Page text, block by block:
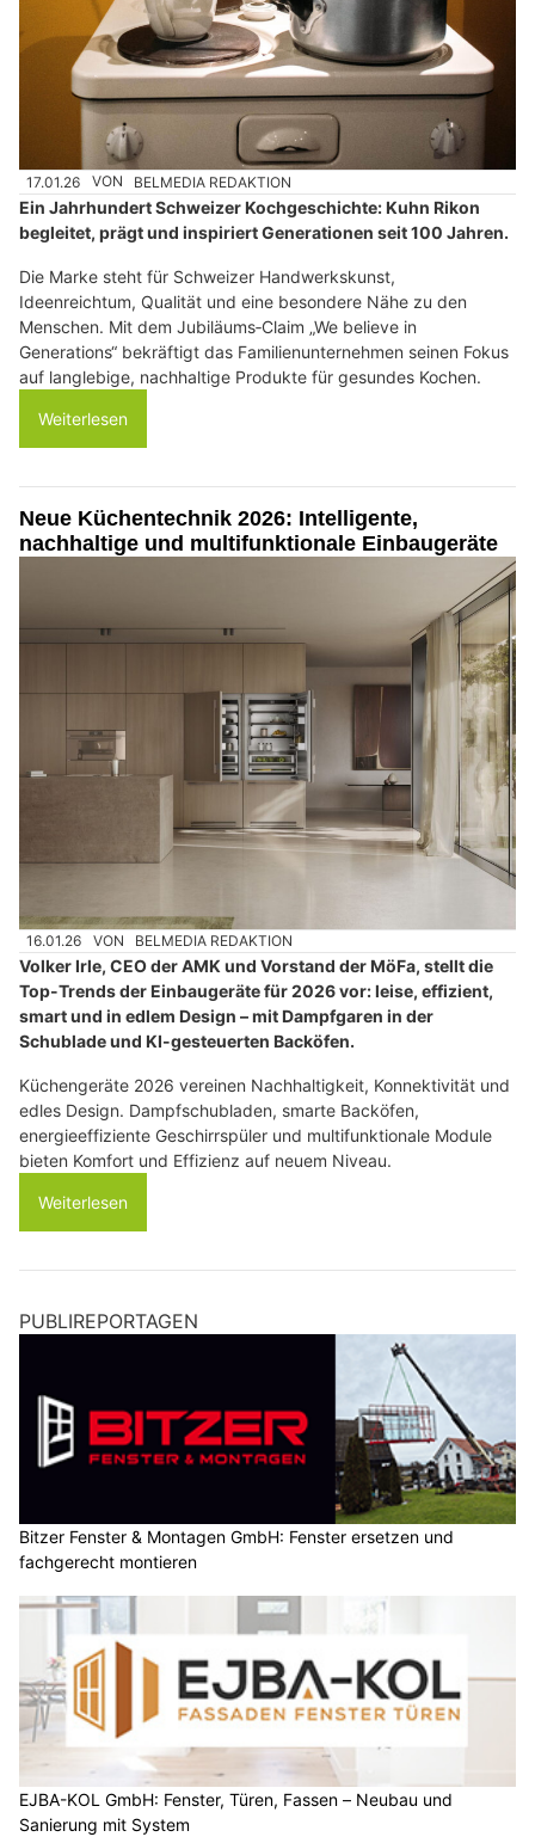
17.01.26 VON BELMEDIA REDAKTION
Ein Jahrhundert Schweizer Kochgeschichte: Kuhn Rikon
begleitet, prägt und inspiriert Generationen seit 100 Jahren.
Die Marke steht für Schweizer Handwerkskunst,
Ideenreichtum, Qualität und eine besondere Nähe zu den
Menschen. Mit dem Jubiläums‑Claim „We believe in
Generations“ bekräftigt das Familienunternehmen seinen Fokus
auf langlebige, nachhaltige Produkte für gesundes Kochen.
Weiterlesen
Neue Küchentechnik 2026: Intelligente,
nachhaltige und multifunktionale Einbaugeräte
16.01.26 VON BELMEDIA REDAKTION
Volker Irle, CEO der AMK und Vorstand der MöFa, stellt die
Top-Trends der Einbaugeräte für 2026 vor: leise, effizient,
smart und in edlem Design – mit Dampfgaren in der
Schublade und KI-gesteuerten Backöfen.
Küchengeräte 2026 vereinen Nachhaltigkeit, Konnektivität und
edles Design. Dampfschubladen, smarte Backöfen,
energieeffiziente Geschirrspüler und multifunktionale Module
bieten Komfort und Effizienz auf neuem Niveau.
Weiterlesen
PUBLIREPORTAGEN
Bitzer Fenster & Montagen GmbH: Fenster ersetzen und
fachgerecht montieren
EJBA-KOL GmbH: Fenster, Türen, Fassen – Neubau und
Sanierung mit System